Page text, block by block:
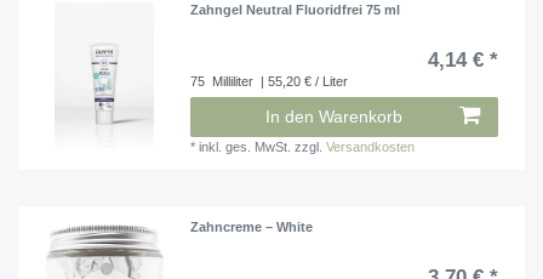
Zahngel Neutral Fluoridfrei 75 ml
4,14 € *
75 Milliliter | 55,20 € / Liter
In den Warenkorb
*inkl. ges. MwSt. zzgl.Versandkosten
Zahncreme – White